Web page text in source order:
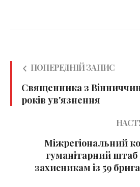
ПОПЕРЕДНІЙ ЗАПИС
Священника з
років ув'язнення
Міжрегіональний
гуманітарний штаб
захисникам із 59